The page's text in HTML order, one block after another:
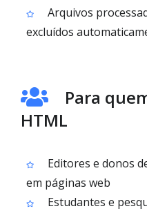
Arquivos
excluídos
Para
HTML
Editores e donos
em páginas web
Estudantes e